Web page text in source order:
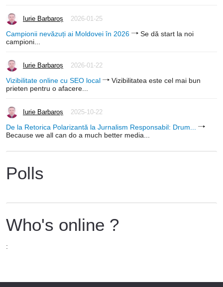
Iurie Barbaroș 2026-01-25
Campionii nevăzuți ai Moldovei în 2026
Se dă start la noi
campioni...
Iurie Barbaroș 2026-01-22
Vizibilitate online cu SEO local
Vizibilitatea este cel mai bun
prieten pentru o afacere...
Iurie Barbaroș 2025-10-22
De la Retorica Polarizantă la Jurnalism Responsabil: Drum...
Because we all can do a much better media...
Polls
Who's online ?
: